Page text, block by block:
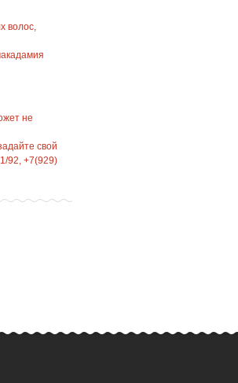
волос,
не
свой
92, +7(929)